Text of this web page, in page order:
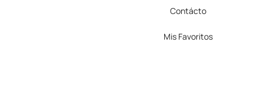
Contácto
Mis Favoritos